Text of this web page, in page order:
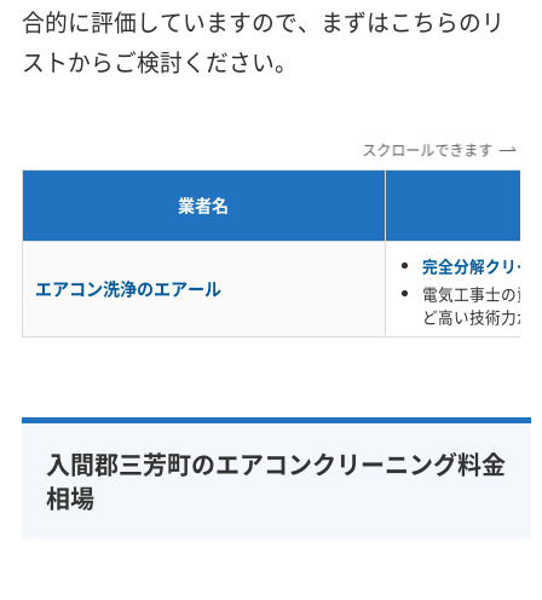
利便性・サービス (12)
年末年始対応
防カビ・抗菌 消臭処理 防汚コーティング
合的に評価していますので、まずはこちらのリ
ストからご検討ください。
スクロールできます
業者名
エアコン洗浄のエアール
完全分解クリー
電気工事士の資
ど高い技術力が
入間郡三芳町のエアコンクリーニング料金
相場